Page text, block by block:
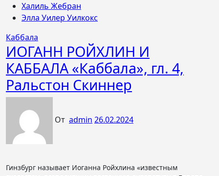
Халиль Жебран
Элла Уилер Уилкокс
Каббала
ИОГАНН РОЙХЛИН И
КАББАЛА «Каббала», гл. 4,
Ральстон Скиннер
От admin 26.02.2024
Гинзбург называет Иоганна Ройхлина «известным